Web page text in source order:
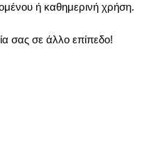
ή καθημερινή χρήση.
σας σε άλλο επίπεδο!